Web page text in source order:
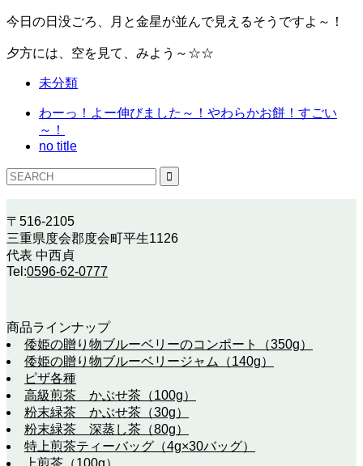
今日の日没ごろ、月と金星が並んで見えるそうですよ～！
夕方には、空を見て、みよう～☆☆
未分類
わーっ！よー伸びました～！やわらかお餅！すごい
～！
no title
〒516-2105
三重県度会郡度会町平生1126
代表 中西貞
Tel:0596-62-0777
商品ラインナップ
倭姫の贈り物ブルーベリーのコンポート（350g）
倭姫の贈り物ブルーベリージャム（140g）
ピザ各種
高級煎茶 かぶせ茶（100g）
粉末緑茶 かぶせ茶（30g）
粉末緑茶 深蒸し茶（80g）
特上煎茶ティーバッグ（4g×30バッグ）